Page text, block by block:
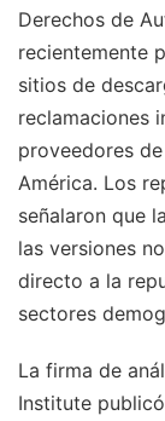
Derechos de
recientemente
sitios de
reclamaciones
proveedores
América. Los
señalaron que
las versiones
directo a la
sectores
La firma de
Institute